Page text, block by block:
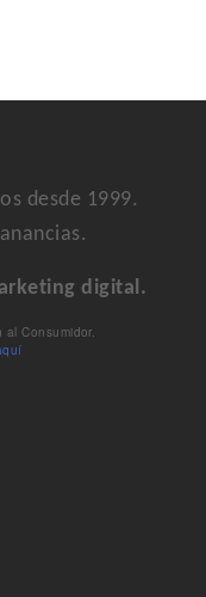
desde 1999.
digital.
Consumidor.